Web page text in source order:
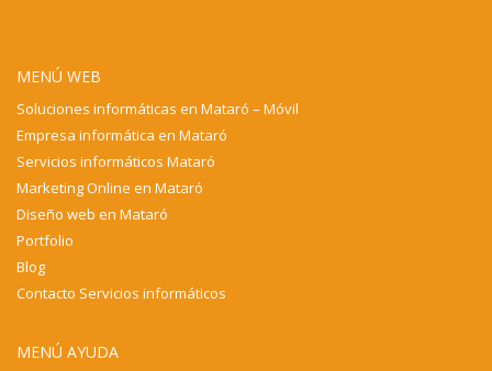
MENÚ WEB
Soluciones informáticas en Mataró – Móvil
Empresa informática en Mataró
Servicios informáticos Mataró
Marketing Online en Mataró
Diseño web en Mataró
Portfolio
Blog
Contacto Servicios informáticos
MENÚ AYUDA